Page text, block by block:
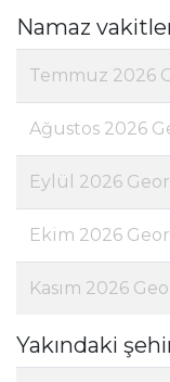
Namaz
Temmuz 2026
Ağustos 2026
Eylül 2026
Ekim 2026
Kasım 2026
Yakındaki